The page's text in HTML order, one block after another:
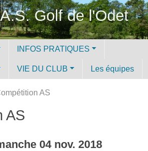
A.S. Golf de l'Odet
INFOS PRATIQUES
VIE DU CLUB Les équipes
AS
AS
04 nov. 2018
cookies